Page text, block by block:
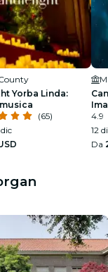
Yorba Linda:
(65)
4.9
12
Da